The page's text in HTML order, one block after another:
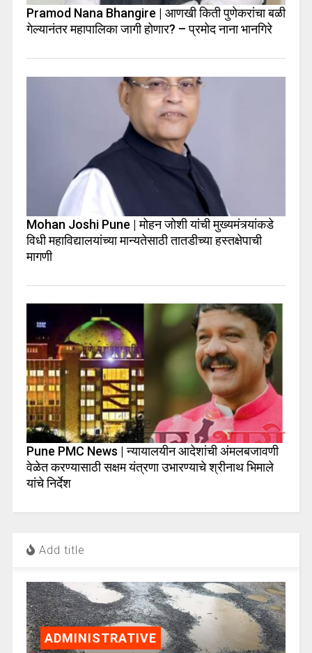
Pramod Nana Bhangire | आणखी किती पुणेकरांचा बळी
गेल्यानंतर महापालिका जागी होणार? – प्रमोद नाना भानगिरे
Mohan Joshi Pune | मोहन जोशी यांची मुख्यमंत्र्यांकडे
विधी महाविद्यालयांच्या मान्यतेसाठी तातडीच्या हस्तक्षेपाची
मागणी
Pune PMC News | न्यायालयीन आदेशांची अंमलबजावणी
वेळेत करण्यासाठी सक्षम यंत्रणा उभारण्याचे श्रीनाथ भिमाले
यांचे निर्देश
Add title
ADMINISTRATIVE